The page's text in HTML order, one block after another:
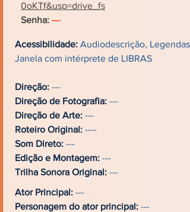
0oKTf&usp=drive_fs
Senha: ---
Acessibilidade: Audiodescrição, Legendas,
Janela com intérprete de LIBRAS
Direção: ---
Direção de Fotografia: ---
Direção de Arte: ---
Roteiro Original: ----
Som Direto: ---
Edição e Montagem: ---
Trilha Sonora Original: ---
Ator Principal: ---
Personagem do ator principal: ---